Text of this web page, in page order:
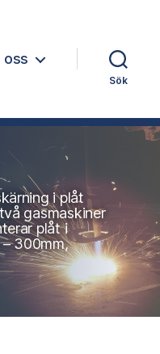
oss
Sök
i plåt
gasmaskiner
plåt i
300mm,